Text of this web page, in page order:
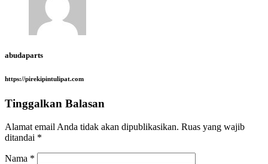
abudaparts
https://pirekipintulipat.com
Tinggalkan Balasan
Alamat email Anda tidak akan dipublikasikan. Ruas yang wajib
ditandai *
Nama *